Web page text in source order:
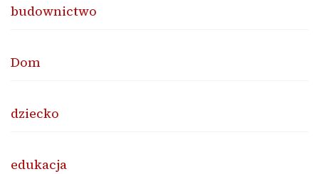
budownictwo
Dom
dziecko
edukacja